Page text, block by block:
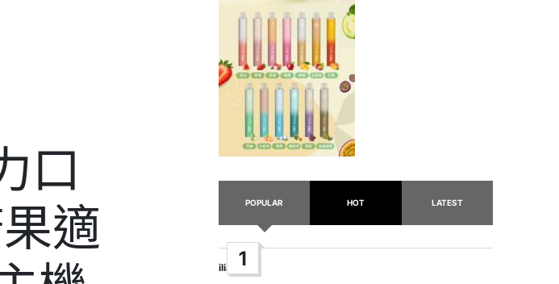
口
適
POPULAR HOT LATEST
1
Posted
ilia